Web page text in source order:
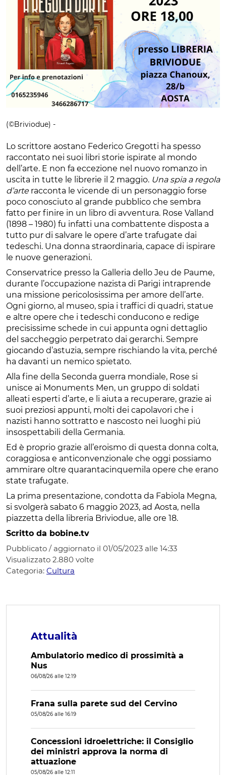
(©Briviodue) -
Lo scrittore aostano Federico Gregotti ha spesso
raccontato nei suoi libri storie ispirate al mondo
dell’arte. E non fa eccezione nel nuovo romanzo in
uscita in tutte le librerie il 2 maggio. Una spia a regola
d’arteracconta le vicende di un personaggio forse
poco conosciuto al grande pubblico che sembra
fatto per finire in un libro di avventura. Rose Valland
(1898 – 1980) fu infatti una combattente disposta a
tutto pur di salvare le opere d’arte trafugate dai
tedeschi. Una donna straordinaria, capace di ispirare
le nuove generazioni.
Conservatrice presso la Galleria dello Jeu de Paume,
durante l’occupazione nazista di Parigi intraprende
una missione pericolosissima per amore dell’arte.
Ogni giorno, al museo, spia i traffici di quadri, statue
e altre opere che i tedeschi conducono e redige
precisissime schede in cui appunta ogni dettaglio
del saccheggio perpetrato dai gerarchi. Sempre
giocando d’astuzia, sempre rischiando la vita, perché
ha davanti un nemico spietato.
Alla fine della Seconda guerra mondiale, Rose si
unisce ai Monuments Men, un gruppo di soldati
alleati esperti d’arte, e li aiuta a recuperare, grazie ai
suoi preziosi appunti, molti dei capolavori che i
nazisti hanno sottratto e nascosto nei luoghi piú
insospettabili della Germania.
Ed è proprio grazie all’eroismo di questa donna colta,
coraggiosa e anticonvenzionale che oggi possiamo
ammirare oltre quarantacinquemila opere che erano
state trafugate.
La prima presentazione, condotta da Fabiola Megna,
si svolgerà sabato 6 maggio 2023, ad Aosta, nella
piazzetta della libreria Briviodue, alle ore 18.
Scritto da bobine.tv
Pubblicato / aggiornato il 01/05/2023 alle 14:33
Visualizzato 2.880 volte
Categoria: Cultura
Attualità
Ambulatorio medico di prossimità a
Nus
06/08/26 alle 12:19
Frana sulla parete sud del Cervino
05/08/26 alle 16:19
Concessioni idroelettriche: il Consiglio
dei ministri approva la norma di
attuazione
05/08/26 alle 12:11